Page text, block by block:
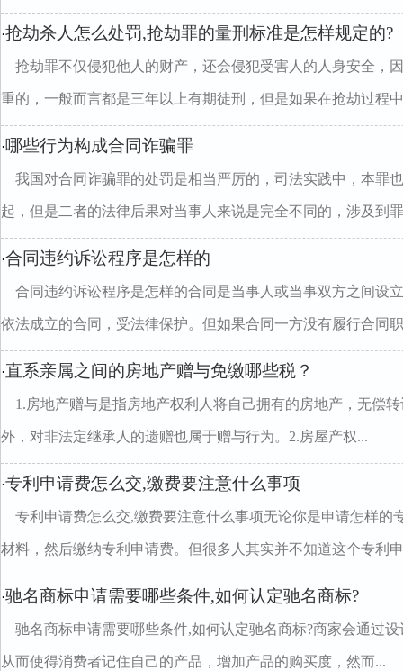
·抢劫杀人怎么处罚,抢劫罪的量刑标准是怎样规定的?
抢劫罪不仅侵犯他人的财产，还会侵犯受害人的人身安全，
重的，一般而言都是三年以上有期徒刑，但是如果在抢劫过程
·哪些行为构成合同诈骗罪
我国对合同诈骗罪的处罚是相当严厉的，司法实践中，本罪
起，但是二者的法律后果对当事人来说是完全不同的，涉及到
·合同违约诉讼程序是怎样的
合同违约诉讼程序是怎样的合同是当事人或当事双方之间设
依法成立的合同，受法律保护。但如果合同一方没有履行合同
·直系亲属之间的房地产赠与免缴哪些税？
1.房地产赠与是指房地产权利人将自己拥有的房地产，无偿
外，对非法定继承人的遗赠也属于赠与行为。2.房屋产权...
·专利申请费怎么交,缴费要注意什么事项
专利申请费怎么交,缴费要注意什么事项无论你是申请怎样的
材料，然后缴纳专利申请费。但很多人其实并不知道这个专利
·驰名商标申请需要哪些条件,如何认定驰名商标?
驰名商标申请需要哪些条件,如何认定驰名商标?商家会通过
从而使得消费者记住自己的产品，增加产品的购买度，然而...